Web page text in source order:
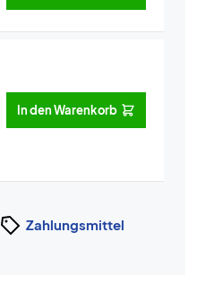
In den Warenkorb
Zahlungsmittel